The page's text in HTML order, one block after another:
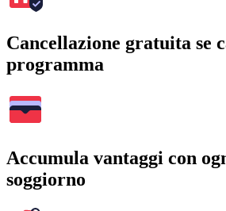
Cancellazione gratuita se
programma
Accumula vantaggi con
soggiorno